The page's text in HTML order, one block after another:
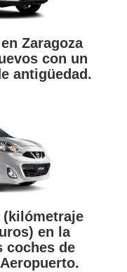
Zaragoza
con un
antigüedad.
en la
coches de